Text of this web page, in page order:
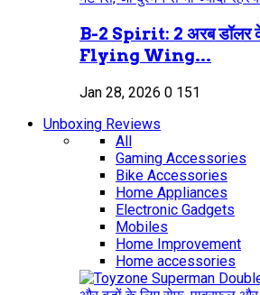
B-2 Spirit: 2 अरब
Flying Wing...
Jan 28, 2026 0 151
Unboxing Reviews
All
Gaming Accessories
Bike Accessories
Home Appliances
Electronic Gadgets
Mobiles
Home Improvement
Home accessories